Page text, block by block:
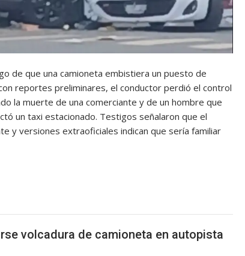
de que una camioneta embistiera un puesto de
reportes preliminares, el conductor perdió el control
la muerte de una comerciante y de un hombre que
un taxi estacionado. Testigos señalaron que el
y versiones extraoficiales indican que sería familiar
volcadura de camioneta en autopista